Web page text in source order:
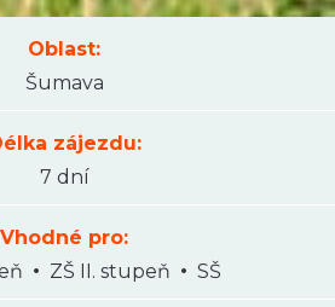
Oblast:
Šumava
zájezdu:
7 dní
Vhodné pro:
ZŠ II. stupeň SŠ